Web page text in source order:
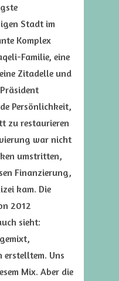
Stadt im
Komplex
Familie, eine
Zitadelle und
Persönlichkeit,
zu restaurieren
war nicht
umstritten,
Finanzierung,
kam. Die
2012
sieht:
erstelltem. Uns
Mix. Aber die